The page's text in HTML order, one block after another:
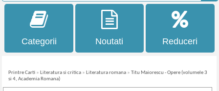
Categorii Noutati Reduceri
Printre Carti » Literatura si critica » Literatura romana »Titu Maiorescu - Opere (volumele 3
si 4, Academia Romana)